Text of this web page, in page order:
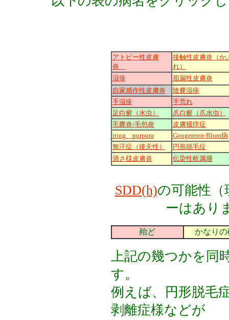
アトピー性皮膚
炎
接触性皮膚炎（か
れ）
湿疹
脂漏性皮膚炎
自家感作性皮膚炎
陰嚢湿疹
手湿疹
手荒れ
足白癬（水虫）
爪白癬（爪水虫）
毛嚢炎/毛包炎
皮膚掻痒症
iting purpura
Gougererot-Blum病
無汗症（後天性）
円形脱毛症
酒さ様皮膚炎
伝染性軟属腫
SDD(h)の可能性
ーはあり
殆ど かなり
上記の幾つかを同
す。
例えば、円形脱毛
剥離症様などが